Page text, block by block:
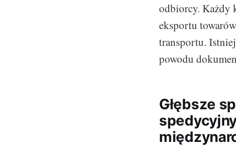
odbiorcy. Każdy
eksportu
transportu.
powodu
Głębsze